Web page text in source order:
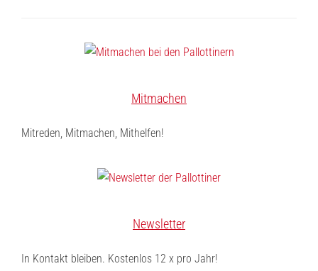
Mitmachen
Mitreden, Mitmachen, Mithelfen!
Newsletter
In Kontakt bleiben. Kostenlos 12 x pro Jahr!